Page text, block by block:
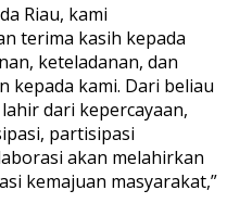
Riau, kami
terima kasih kepada
keteladanan, dan
kepada kami. Dari beliau
dari kepercayaan,
partisipasi
akan melahirkan
kemajuan masyarakat,”